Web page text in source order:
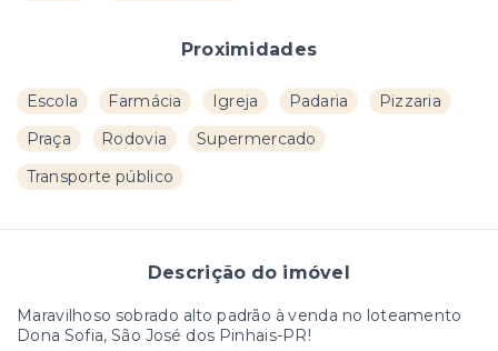
Proximidades
Escola Farmácia Igreja Padaria
Pizzaria
Praça
Rodovia
Supermercado
Transporte público
Descrição do imóvel
Maravilhoso sobrado alto padrão à venda no loteamento
Dona Sofia, São José dos Pinhais-PR!